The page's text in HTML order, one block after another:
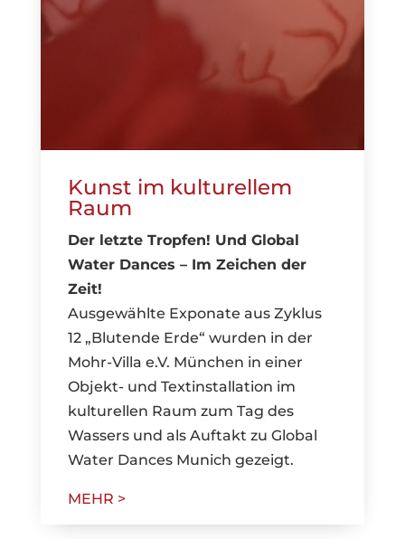
Kunst im kulturellem
Raum
Der letzte Tropfen! Und Global
Water Dances – Im Zeichen der
Zeit!
Ausgewählte Exponate aus Zyklus
12 „Blutende Erde“ wurden in der
Mohr-Villa e.V. München in einer
Objekt- und Textinstallation im
kulturellen Raum zum Tag des
Wassers und als Auftakt zu Global
Water Dances Munich gezeigt.
MEHR >